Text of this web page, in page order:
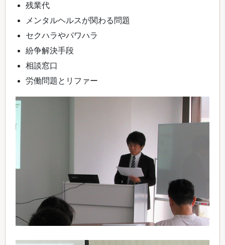
残業代
メンタルヘルスが関わる問題
セクハラやパワハラ
紛争解決手段
相談窓口
労働問題とリファー